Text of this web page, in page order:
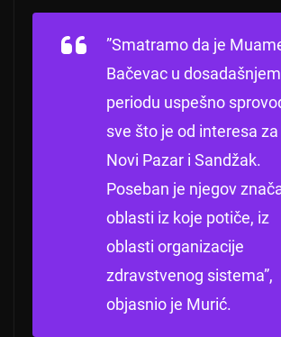
”Smatramo da je
Bačevac u dosadašnjem
periodu uspešno
sve što je od interesa za
Novi Pazar i Sandžak.
Poseban je njegov
oblasti iz koje potiče, iz
oblasti organizacije
zdravstvenog sistema”,
objasnio je Murić.